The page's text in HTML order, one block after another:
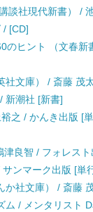
談社現代新書） /
/ [CD]
のヒント （文春新
社文庫） / 斎藤 茂
新潮社 [新書]
之 / かんき出版 [
良智 / フォレス
ンマーク出版 [単
社文庫） / 斎藤
/ メンタリスト